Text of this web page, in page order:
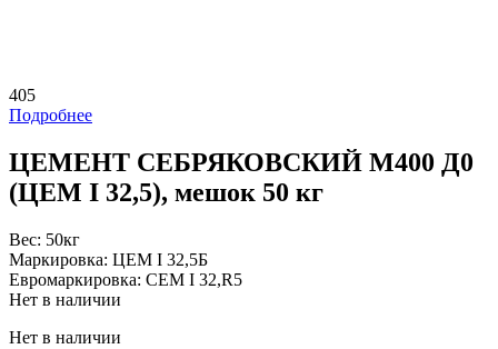
405
Подробнее
ЦЕМЕНТ СЕБРЯКОВCКИЙ M400 Д0
(ЦЕМ I 32,5), мешок 50 кг
Вес: 50кг
Маркировка: ЦЕМ I 32,5Б
Евромаркировка: CEM I 32,R5
Нет в наличии
Нет в наличии